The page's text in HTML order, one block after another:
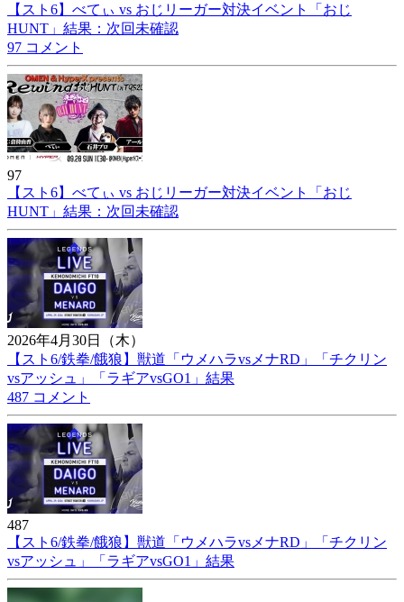
【スト6】べてぃ vs おじリーガー対決イベント「おじ
HUNT」結果：次回未確認
97 コメント
97
【スト6】べてぃ vs おじリーガー対決イベント「おじ
HUNT」結果：次回未確認
2026年4月30日（木）
【スト6/鉄拳/餓狼】獣道「ウメハラvsメナRD」「チクリン
vsアッシュ」「ラギアvsGO1」結果
487 コメント
487
【スト6/鉄拳/餓狼】獣道「ウメハラvsメナRD」「チクリン
vsアッシュ」「ラギアvsGO1」結果